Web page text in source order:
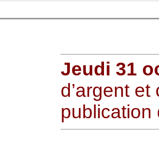
Jeudi 31
d’argent
publication